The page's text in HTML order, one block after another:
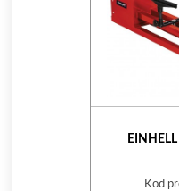
Kod